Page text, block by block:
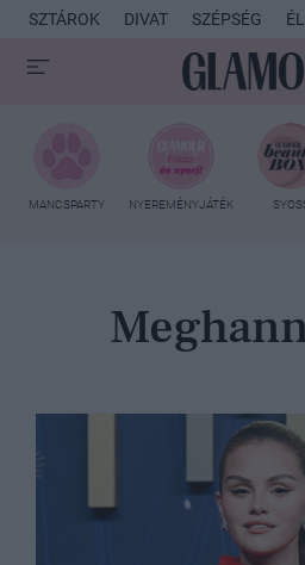
SZTÁROK DIVAT SZÉPSÉG
MANCSPARTY NYEREMÉNYJÁTÉK